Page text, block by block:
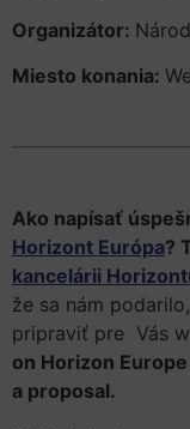
Organizátor:
Miesto konania:
Ako napísať
Horizont Európa?
kancelárii
že sa nám
pripraviť pre Vás
on Horizon
a proposal.